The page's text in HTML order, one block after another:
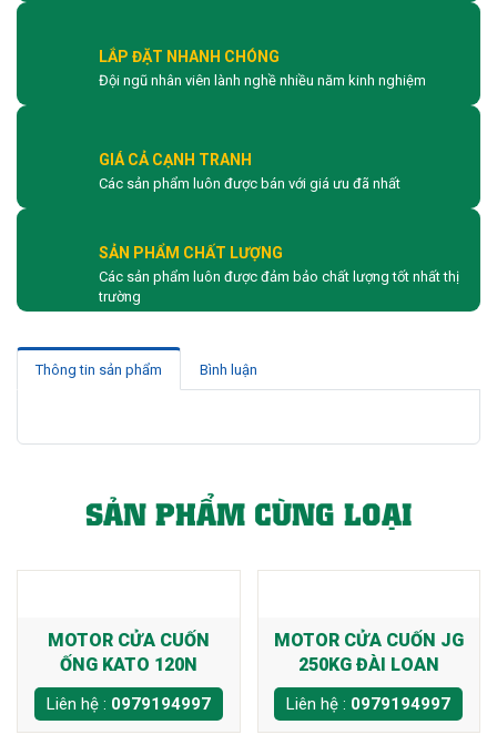
LẮP ĐẶT NHANH CHÓNG
Đội ngũ nhân viên lành nghề nhiều năm kinh nghiệm
GIÁ CẢ CẠNH TRANH
Các sản phẩm luôn được bán với giá ưu đã nhất
SẢN PHẨM CHẤT LƯỢNG
Các sản phẩm luôn được đảm bảo chất lượng tốt nhất thị
trường
Thông tin sản phẩm Bình luận
SẢN PHẨM CÙNG LOẠI
MOTOR CỬA CUỐN
ỐNG KATO 120N
Liên hệ : 0979194997
MOTOR CỬA CUỐN JG
250KG ĐÀI LOAN
Liên hệ : 0979194997